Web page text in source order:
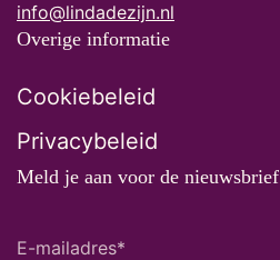
info@lindadezijn.nl
Overige informatie
Cookiebeleid
Privacybeleid
Meld je aan voor de nieuwsbrief
E-mailadres*